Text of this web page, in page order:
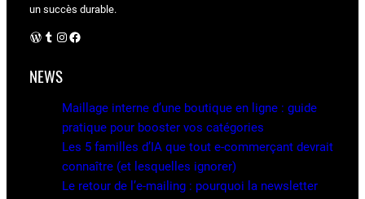
un succès durable.
WordPress Instagram Facebook
NEWS
Maillage interne d’une boutique en ligne : guide
pratique pour booster vos catégories
Les 5 familles d’IA que tout e-commerçant devrait
connaître (et lesquelles ignorer)
Le retour de l’e-mailing : pourquoi la newsletter